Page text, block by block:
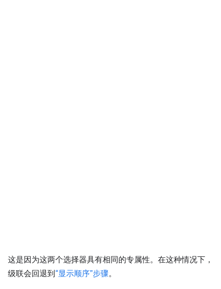
这是因为这两个选择器具有相同的专属性。在这种情况下，
级联会回退到“显示顺序”步骤。